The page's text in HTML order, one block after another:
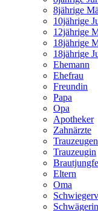
8jährige
10jährige
12jährige
18jährige
18jährige
Ehemann
Ehefrau
Freundin
Papa
Opa
Apotheker
Zahnärzte
Trauzeugen
Trauzeugin
Eltern
Oma
Schwägerin